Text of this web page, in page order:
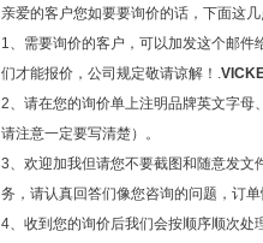
亲爱的客户您如要要询价的话，下面这几
1、需要询价的客户，可以加发这个邮
们才能报价，公司规定敬请谅解！.
2、请在您的询价单上注明品牌英文字母
请注意一定要写清楚）。
3、欢迎加我但请您不要截图和随意发文
务，请认真回答们像您咨询的问题，订
4、收到您的询价后我们会按顺序顺次处